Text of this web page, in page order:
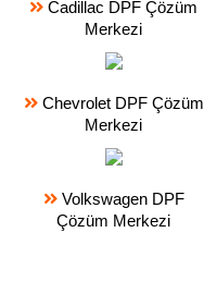
Cadillac DPF Çözüm
Merkezi
Chevrolet DPF Çözüm
Merkezi
Volkswagen DPF
Çözüm Merkezi